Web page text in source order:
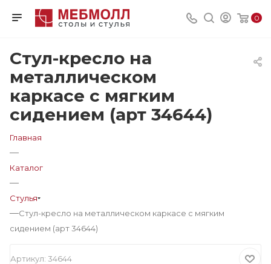
0
Стул-кресло на
металлическом
каркасе с мягким
сидением (арт 34644)
Главная
—
Каталог
—
Стулья
—Стул-кресло на металлическом каркасе с мягким
сидением (арт 34644)
Артикул: 34644